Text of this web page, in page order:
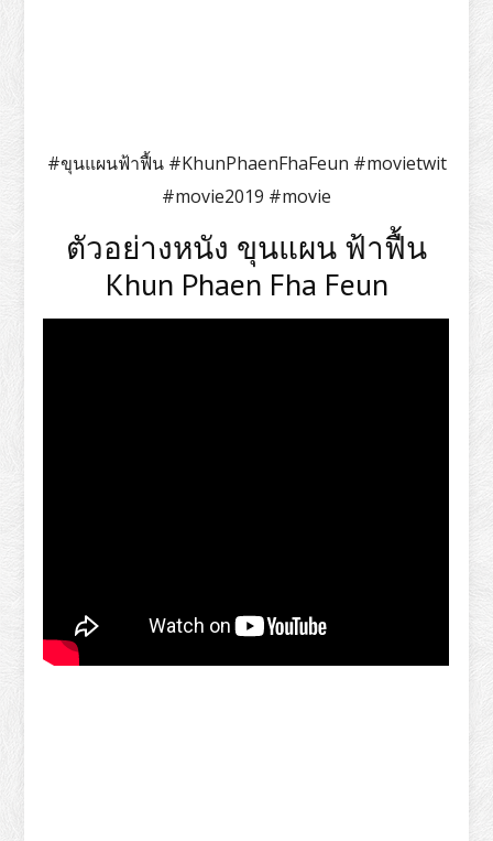
#ขุนแผนฟ้าฟื้น #KhunPhaenFhaFeun #movietwit
#movie2019 #movie
ตัวอย่างหนัง ขุนแผน ฟ้าฟื้น
Khun Phaen Fha Feun